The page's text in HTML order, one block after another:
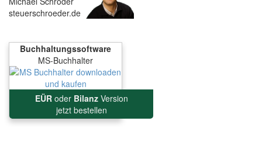
steuerschroeder.de
Buchhaltungssoftware
MS-Buchhalter
EÜRoder BilanzVersion
jetzt bestellen